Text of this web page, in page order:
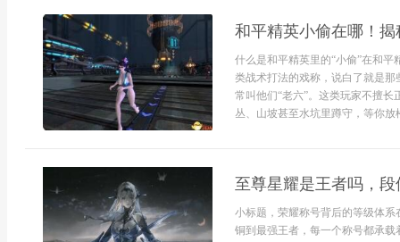
和平精英小偷在哪！
什么是和平精英里的“小偷”在和平
类战术打法的戏称，说白了就是
常叫他们“老六”。这类玩家不擅
丛、山坡甚至水坑里蹲守，等你
至尊星耀是王者吗，
小标题，荣耀称号背后的等级体
铜到最强王者，每一个称号都承